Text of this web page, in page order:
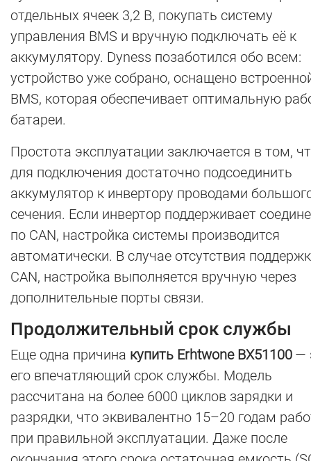
отдельных ячеек 3,2 В, покупать систему
управления BMS и вручную подключать её к
аккумулятору. Dyness позаботился обо всем:
устройство уже собрано, оснащено
BMS, которая обеспечивает оптимальную
батареи.
Простота эксплуатации заключается в том,
для подключения достаточно подсоединить
аккумулятор к инвертору проводами
сечения. Если инвертор поддерживает
по CAN, настройка системы производится
автоматически. В случае отсутствия
CAN, настройка выполняется вручную через
дополнительные порты связи.
Продолжительный срок службы
Еще одна причина купить Erhtwone BX51100 —
его впечатляющий срок службы. Модель
рассчитана на более 6000 циклов зарядки и
разрядки, что эквивалентно 15–20 годам
при правильной эксплуатации. Даже после